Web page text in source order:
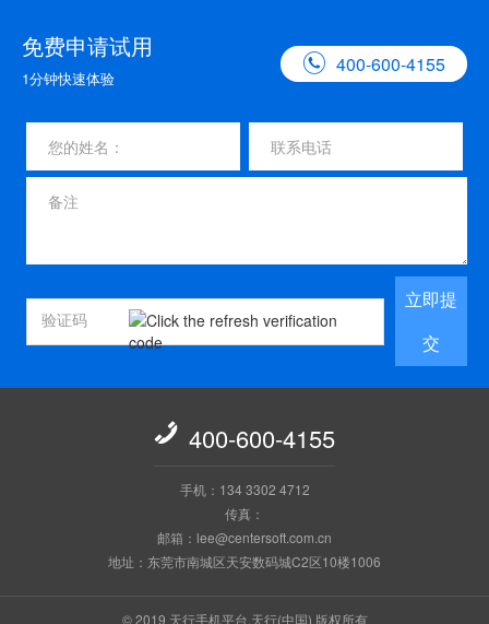
免费申请试用
1分钟快速体验
 400-600-4155
立即提
交
 400-600-4155
手机：134 3302 4712
传真：
邮箱：lee@centersoft.com.cn
地址：东莞市南城区天安数码城C2区10楼1006
© 2019 天行手机平台,天行(中国) 版权所有